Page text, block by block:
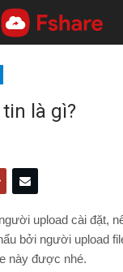
là gì?
upload cài đặt,
bởi người upload
này được nhé.